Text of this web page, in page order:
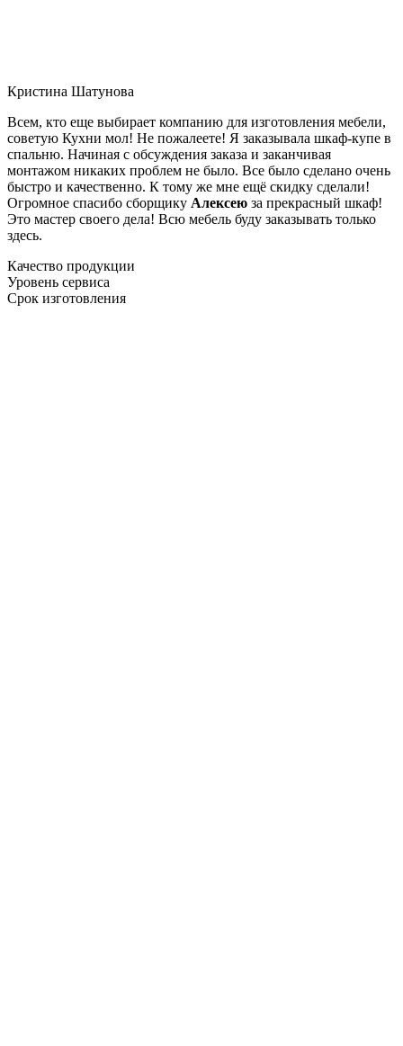
Кристина Шатунова
Всем, кто еще выбирает компанию для изготовления мебели,
советую Кухни мол! Не пожалеете! Я заказывала шкаф-купе в
спальню. Начиная с обсуждения заказа и заканчивая
монтажом никаких проблем не было. Все было сделано очень
быстро и качественно. К тому же мне ещё скидку сделали!
Огромное спасибо сборщику Алексею за прекрасный шкаф!
Это мастер своего дела! Всю мебель буду заказывать только
здесь.
Качество продукции
Уровень сервиса
Срок изготовления